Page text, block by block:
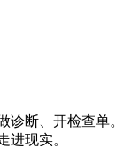
断、开检查单。
进现实。